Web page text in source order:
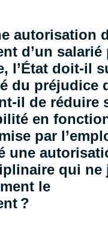
autorisation
d’un salarié
l’État doit-il
du préjudice
il de réduire
en
par
une
qui ne
le
?